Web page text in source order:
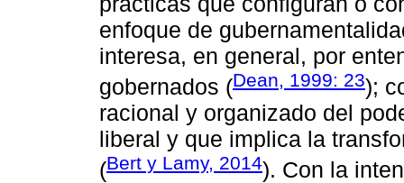
enfoque de
interesa, en general, por
gobernados (Dean, 1999: 23);
racional y organizado del
liberal y que implica la
(Bert y Lamy, 2014). Con la